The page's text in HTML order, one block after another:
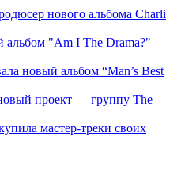
нового альбома Charli
альбом "Am I The Drama?" —
новый альбом “Man’s Best
проект — группу The
мастер-треки своих